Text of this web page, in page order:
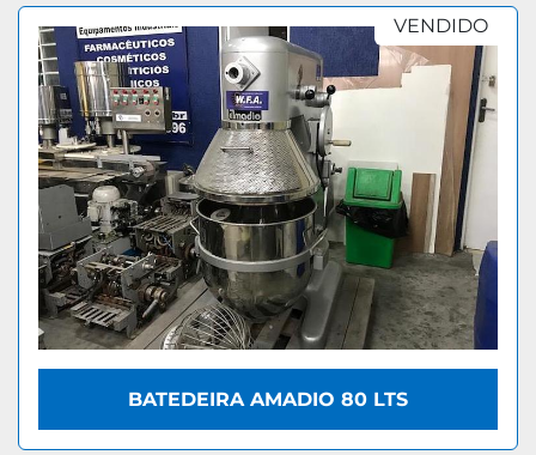
VENDIDO
BATEDEIRA AMADIO 80 LTS